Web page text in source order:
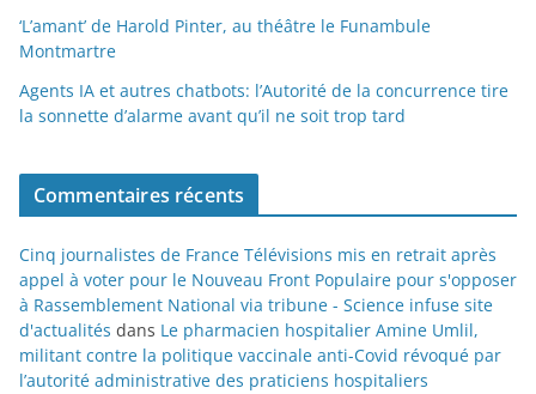
‘L’amant’ de Harold Pinter, au théâtre le Funambule
Montmartre
Agents IA et autres chatbots: l’Autorité de la concurrence tire
la sonnette d’alarme avant qu’il ne soit trop tard
Commentaires récents
Cinq journalistes de France Télévisions mis en retrait après
appel à voter pour le Nouveau Front Populaire pour s'opposer
à Rassemblement National via tribune - Science infuse site
d'actualités dans Le pharmacien hospitalier Amine Umlil,
militant contre la politique vaccinale anti-Covid révoqué par
l’autorité administrative des praticiens hospitaliers